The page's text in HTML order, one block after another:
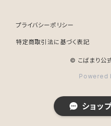
プライバシーポリシー
特定商取引法に基づく表記
© こばまり公
Powered
ショッ